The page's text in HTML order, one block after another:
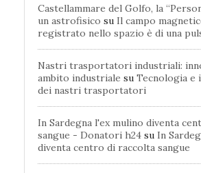
Castellammare del Golfo, la
un astrofisico su Il campo
registrato nello spazio è di una
Nastri trasportatori industriali:
ambito industriale su Tecnologia e
dei nastri trasportatori
In Sardegna l'ex mulino diventa
sangue - Donatori h24 su In
diventa centro di raccolta sangue